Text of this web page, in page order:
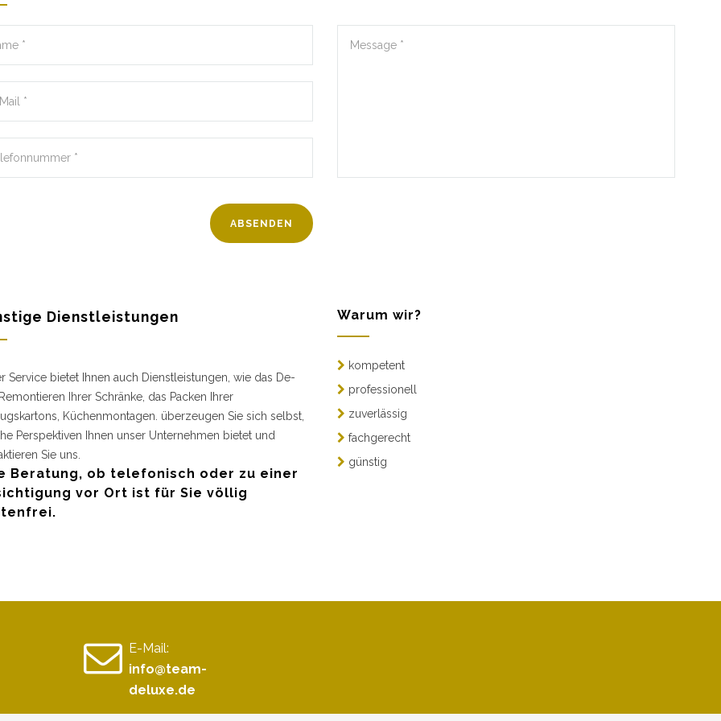
Dienstleistungen
Service bietet Ihnen auch Dienstleistungen, wie das De-
Ihrer Schränke, das Packen Ihrer
Küchenmontagen. überzeugen Sie sich selbst,
Perspektiven Ihnen unser Unternehmen bietet und
Sie uns.
Beratung, ob telefonisch oder zu einer
vor Ort ist für Sie völlig
Warum wir?
kompetent
professionell
zuverlässig
fachgerecht
günstig
E-Mail:
info@team-
deluxe.de